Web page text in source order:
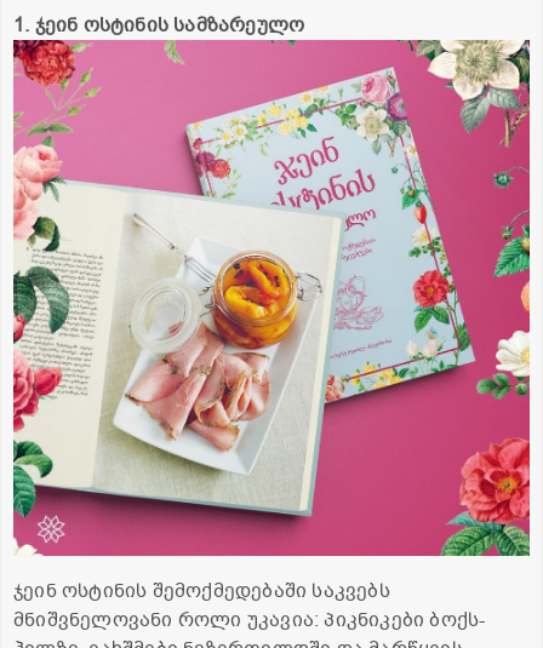
1. ჯეინ ოსტინის სამზარეულო
ჯეინ ოსტინის შემოქმედებაში საკვებს
მნიშვნელოვანი როლი უკავია: პიკნიკები ბოქს-